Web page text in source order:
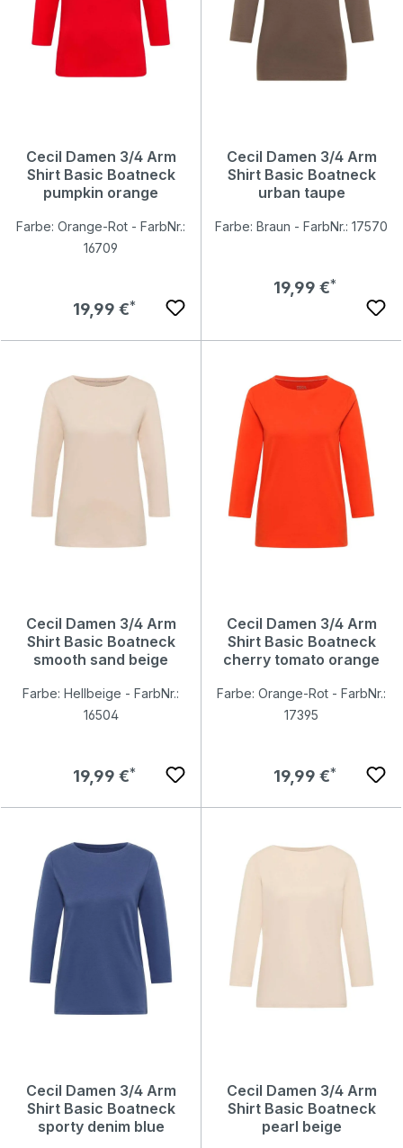
Cecil Damen 3/4 Arm
Shirt Basic Boatneck
pumpkin orange
Farbe: Orange-Rot - FarbNr.:
16709
Regulärer Preis:
19,99 €
Cecil Damen 3/4 Arm
Shirt Basic Boatneck
urban taupe
Farbe: Braun - FarbNr.: 17570
Regulärer Preis:
19,99 €
Cecil Damen 3/4 Arm
Shirt Basic Boatneck
smooth sand beige
Farbe: Hellbeige - FarbNr.:
16504
Regulärer Preis:
19,99 €
Cecil Damen 3/4 Arm
Shirt Basic Boatneck
cherry tomato orange
Farbe: Orange-Rot - FarbNr.:
17395
Regulärer Preis:
19,99 €
Cecil Damen 3/4 Arm
Shirt Basic Boatneck
sporty denim blue
Cecil Damen 3/4 Arm
Shirt Basic Boatneck
pearl beige